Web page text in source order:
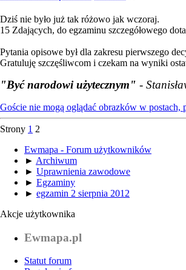
Dziś nie było już tak różowo jak wczoraj.
15 Zdających, do egzaminu szczegółowego
Pytania opisowe był dla zakresu pierwszego
Gratuluję szczęśliwcom i czekam na wyniki
"Być narodowi użytecznym" -
Goście nie mogą oglądać obrazków w postach,
Strony 1 2
Ewmapa - Forum użytkowników
► Archiwum
► Uprawnienia zawodowe
► Egzaminy
► egzamin 2 sierpnia 2012
Akcje użytkownika
Ewmapa.pl
Statut forum